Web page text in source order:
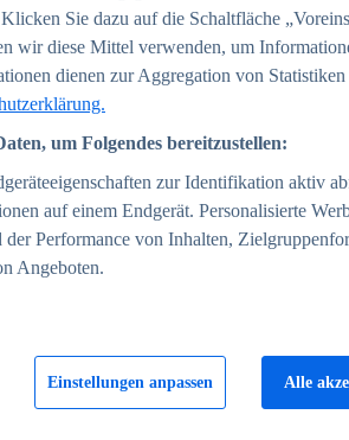
Sie dazu auf die Schaltfläche
wir diese Mittel verwenden, um
dienen zur Aggregation von
um Folgendes bereitzustellen:
zur Identifikation aktiv
auf einem Endgerät. Personalisierte
Performance von Inhalten,
Angeboten.
Einstellungen anpassen Alle